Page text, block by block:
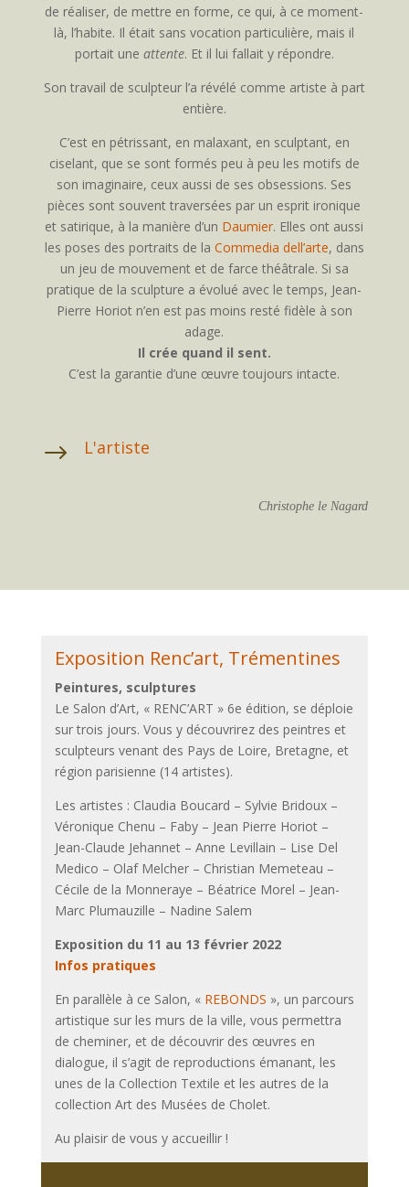
de réaliser, de mettre en forme, ce qui, à ce moment-
là, l’habite. Il était sans vocation particulière, mais il
portait une attente. Et il lui fallait y répondre.
Son travail de sculpteur l’a révélé comme artiste à part
entière.
C’est en pétrissant, en malaxant, en sculptant, en
ciselant, que se sont formés peu à peu les motifs de
son imaginaire, ceux aussi de ses obsessions. Ses
pièces sont souvent traversées par un esprit ironique
et satirique, à la manière d’un Daumier. Elles ont aussi
les poses des portraits de la Commedia dell’arte, dans
un jeu de mouvement et de farce théâtrale. Si sa
pratique de la sculpture a évolué avec le temps, Jean-
Pierre Horiot n’en est pas moins resté fidèle à son
adage.
Il crée quand il sent.
C’est la garantie d’une œuvre toujours intacte.
$ L'artiste
Christophe le Nagard
Exposition Renc’art, Trémentines
Peintures, sculptures
Le Salon d’Art, « RENC’ART » 6e édition, se déploie
sur trois jours. Vous y découvrirez des peintres et
sculpteurs venant des Pays de Loire, Bretagne, et
région parisienne (14 artistes).
Les artistes : Claudia Boucard – Sylvie Bridoux –
Véronique Chenu – Faby – Jean Pierre Horiot –
Jean-Claude Jehannet – Anne Levillain – Lise Del
Medico – Olaf Melcher – Christian Memeteau –
Cécile de la Monneraye – Béatrice Morel – Jean-
Marc Plumauzille – Nadine Salem
Exposition du 11 au 13 février 2022
Infos pratiques
En parallèle à ce Salon, « REBONDS », un parcours
artistique sur les murs de la ville, vous permettra
de cheminer, et de découvrir des œuvres en
dialogue, il s’agit de reproductions émanant, les
unes de la Collection Textile et les autres de la
collection Art des Musées de Cholet.
Au plaisir de vous y accueillir !